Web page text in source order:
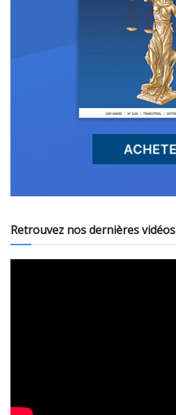
Retrouvez nos dernières vidéos